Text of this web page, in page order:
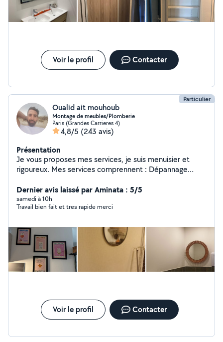
Voir le profil Contacter
Particulier
Oualid ait mouhoub
Montage de meubles/Plomberie
Paris (Grandes Carrieres 4)
4,8/5 (243 avis)
Présentation
Je vous proposes mes services, je suis menuisier et
rigoureux. Mes services comprennent : Dépannage
Petit Bricolages Le Nettoyage à domicile Le Nettoyage
après chantier Disponible N'hésitez pas pas à me
contacter pour plus d'information.
Dernier avis laissé par Aminata : 5/5
samedi à 10h
Travail bien fait et tres rapide merci
Voir le profil Contacter